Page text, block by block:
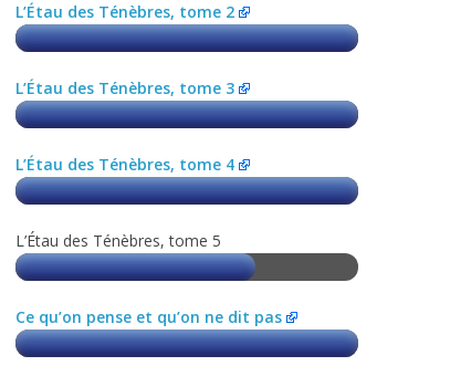
L’Étau des Ténèbres, tome 2
L’Étau des Ténèbres, tome 3
L’Étau des Ténèbres, tome 4
L’Étau des Ténèbres, tome 5
Ce qu’on pense et qu’on ne dit pas